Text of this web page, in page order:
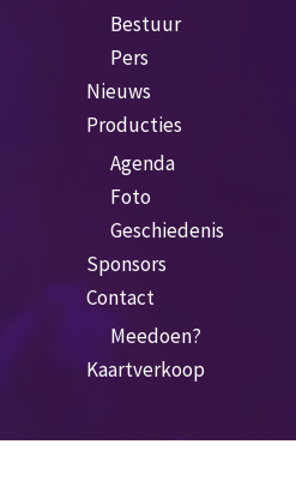
Bestuur
Pers
Nieuws
Producties
Agenda
Foto
Geschiedenis
Sponsors
Contact
Meedoen?
Kaartverkoop